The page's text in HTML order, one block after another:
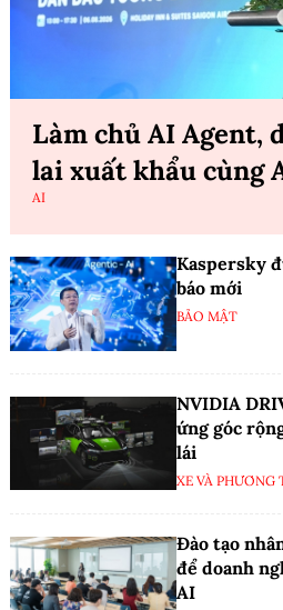
Làm chủ AI Agent,
lai xuất khẩu cùng
AI
Kaspersky
báo mới
BẢO MẬT
NVIDIA
ứng góc
lái
XE VÀ PHƯƠNG
Đào tạo
để doanh
AI